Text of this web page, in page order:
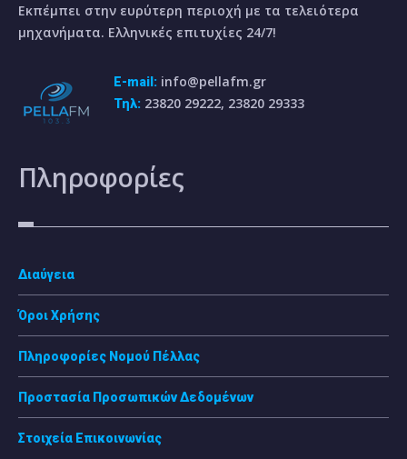
Εκπέμπει στην ευρύτερη περιοχή με τα τελειότερα
μηχανήματα. Ελληνικές επιτυχίες 24/7!
E-mail: info@pellafm.gr
Τηλ: 23820 29222, 23820 29333
Πληροφορίες
Διαύγεια
Όροι Χρήσης
Πληροφορίες Νομού Πέλλας
Προστασία Προσωπικών Δεδομένων
Στοιχεία Επικοινωνίας